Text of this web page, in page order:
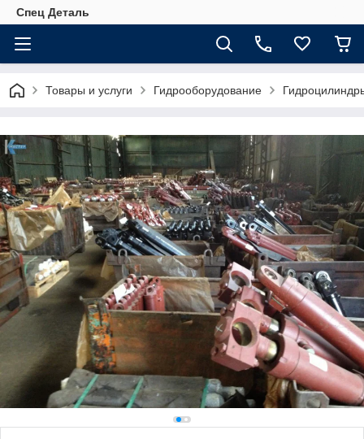
Спец Деталь
Товары и услуги Гидрооборудование